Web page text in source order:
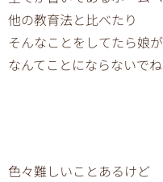
他の教育法と比べたり
そんなことをしてたら娘
なんてことにならないで
色々難しいことあるけど